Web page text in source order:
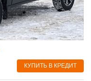
КУПИТЬ В КРЕДИТ